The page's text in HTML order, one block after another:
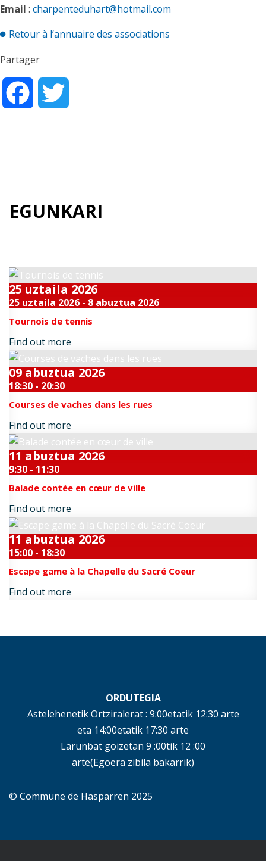
Email : charpenteduhart@hotmail.com
Retour à l’annuaire des associations
Partager
Facebook
EGUNKARI
25uztaila2026
25 uztaila 2026 - 8 abuztua 2026
Tournois de tennis
Find out more
09 abuztua 2026
18:30 - 20:30
Courses de vaches dans les rues
Find out more
11 abuztua 2026
9:30 - 11:30
Balade contée en cœur de ville
Find out more
11 abuztua 2026
15:00 - 18:30
Escape game à la Chapelle du Sacré Coeur
Find out more
ORDUTEGIA
Astelehenetik Ortziralerat : 9:00etatik 12:30 arte
eta 14:00etatik 17:30 arte
Larunbat goizetan 9 :00tik 12 :00
arte(Egoera zibila bakarrik)
© Commune de Hasparren 2025